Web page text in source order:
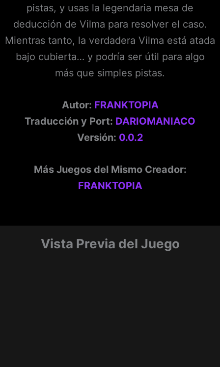
pistas, y usas la legendaria mesa de
deducción de Vilma para resolver el caso.
Mientras tanto, la verdadera Vilma está atada
bajo cubierta… y podría ser útil para algo
más que simples pistas.
Autor: FRANKTOPIA
Traducción y Port: DARIOMANIACO
Versión: 0.0.2
Más Juegos del Mismo Creador:
FRANKTOPIA
Vista Previa del Juego